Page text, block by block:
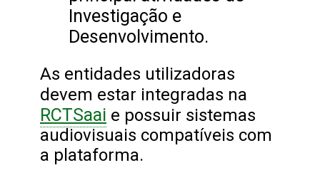
Investigação e
Desenvolvimento.
As entidades utilizadoras
devem estar integradas na
RCTSaai e possuir sistemas
audiovisuais compatíveis com
a plataforma.